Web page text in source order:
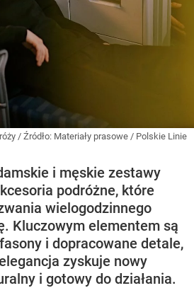
/ Źródło: Materiały prasowe / Polskie Linie
i męskie zestawy
podróżne, które
wielogodzinnego
Kluczowym elementem są
i dopracowane detale,
zyskuje nowy
i gotowy do działania.